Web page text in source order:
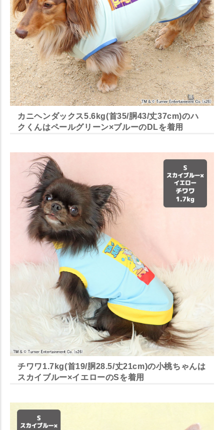
カニヘンダックス5.6kg(首35/胴43/丈37cm)のハ
クくんはペールグリーン×ブルーのDLを着用
チワワ1.7kg(首19/胴28.5/丈21cm)の小桃ちゃんは
スカイブルー×イエローのSを着用